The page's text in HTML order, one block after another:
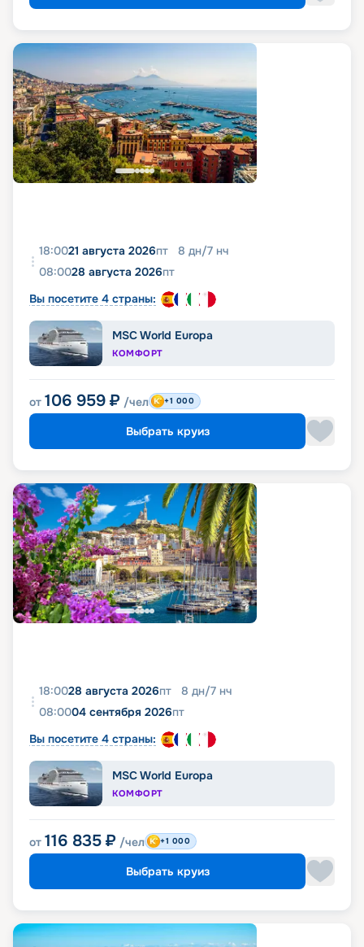
18:0021 августа 2026пт 8 дн/7 нч
08:0028 августа 2026пт
Вы посетите 4 страны:
MSC World Europa
КОМФОРТ
от 106 959 ₽ /чел +1 000
Выбрать круиз
18:0028 августа 2026пт 8 дн/7 нч
08:0004 сентября 2026пт
Вы посетите 4 страны:
MSC World Europa
КОМФОРТ
от 116 835 ₽ /чел +1 000
Выбрать круиз